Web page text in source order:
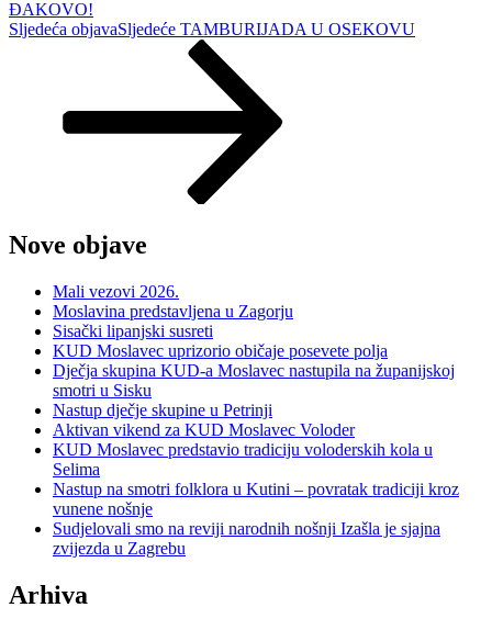
ĐAKOVO!
Sljedeća objavaSljedeće TAMBURIJADA U OSEKOVU
Nove objave
Mali vezovi 2026.
Moslavina predstavljena u Zagorju
Sisački lipanjski susreti
KUD Moslavec uprizorio običaje posevete polja
Dječja skupina KUD-a Moslavec nastupila na županijskoj
smotri u Sisku
Nastup dječje skupine u Petrinji
Aktivan vikend za KUD Moslavec Voloder
KUD Moslavec predstavio tradiciju voloderskih kola u
Selima
Nastup na smotri folklora u Kutini – povratak tradiciji kroz
vunene nošnje
Sudjelovali smo na reviji narodnih nošnji Izašla je sjajna
zvijezda u Zagrebu
Arhiva